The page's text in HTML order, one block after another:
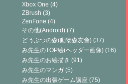
Xbox One (4)
ZBrush (3)
ZenFone (4)
その他(Android) (7)
どうぶつの森(動物森友會) (37)
み先生のTOP絵(ヘッダー画像) (16)
み先生のお絵描き (91)
み先生のマンガ (5)
み先生の出張ゲーム講座 (75)